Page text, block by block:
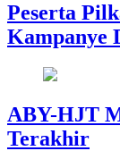
Peserta
Kampanye
ABY-HJT
Terakhir